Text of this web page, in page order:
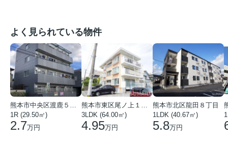
よく見られている物件
熊本市中央区渡鹿５丁目
1R (29.50㎡)
2.7万円
熊本市東区尾ノ上１丁目
3LDK (64.00㎡)
4.95万円
熊本市北区龍田８丁目
1LDK (40.67㎡)
5.8万円